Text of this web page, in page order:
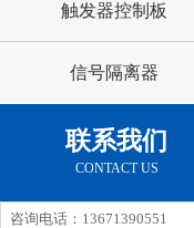
触发器控制板
信号隔离器
联系我们
CONTACT US
咨询电话：13671390551